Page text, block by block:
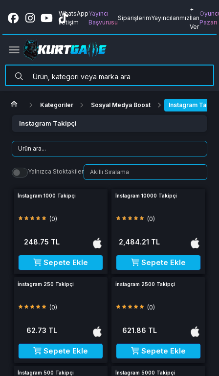
WhatsApp
İletişim
Yayıncı
Başvurusu
SiparişlerimYayıncılarımız
+
İlan
Ver
Pazarı
Kategoriler Sosyal Medya Boost Instagram
Instagram Takipçi
Yalnızca Stoktakiler
İnstagram 1000 Takipçi
(0)
248.75 TL
Sepete Ekle
İnstagram 10000 Takipçi
(0)
2,484.21 TL
Sepete Ekle
İnstagram 250 Takipçi
(0)
62.73 TL
Sepete Ekle
İnstagram 2500 Takipçi
(0)
621.86 TL
Sepete Ekle
İnstagram 500 Takipçi İnstagram 5000 Takipçi